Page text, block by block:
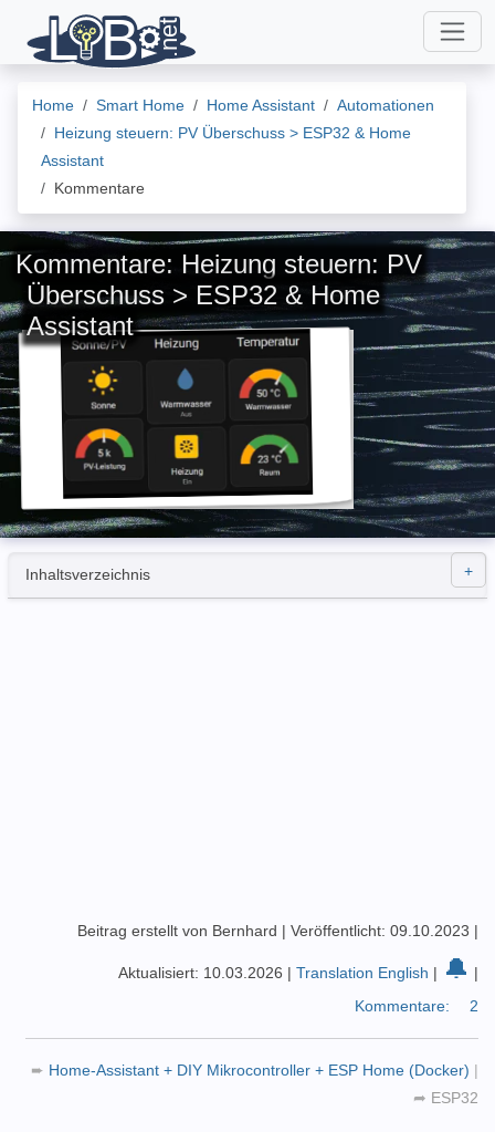
Home Smart Home Home Assistant
Automationen
Heizung steuern: PV Überschuss > ESP32 & Home
Assistant
Kommentare
Kommentare: Heizung steuern: PV
Überschuss > ESP32 & Home
Assistant
Inhaltsverzeichnis
Beitrag erstellt von Bernhard | Veröffentlicht: 09.10.2023 |
Aktualisiert: 10.03.2026 | Translation English | 🔔 |
Kommentare:
2
➨ Home-Assistant + DIY Mikrocontroller + ESP Home (Docker) |
➦ ESP32